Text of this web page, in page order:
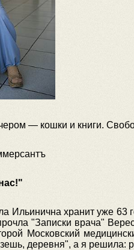
— кошки и книги.
Ильинична хранит уже 63
"Записки врача"
Московский
деревня", а я решила: